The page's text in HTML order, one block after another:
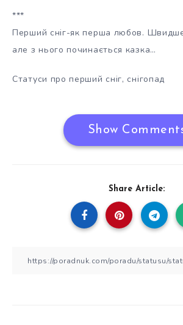
***
Перший сніг-як перша любов.
але з нього починається казка…
Статуси про перший сніг, снігопад
Show
Share Article: